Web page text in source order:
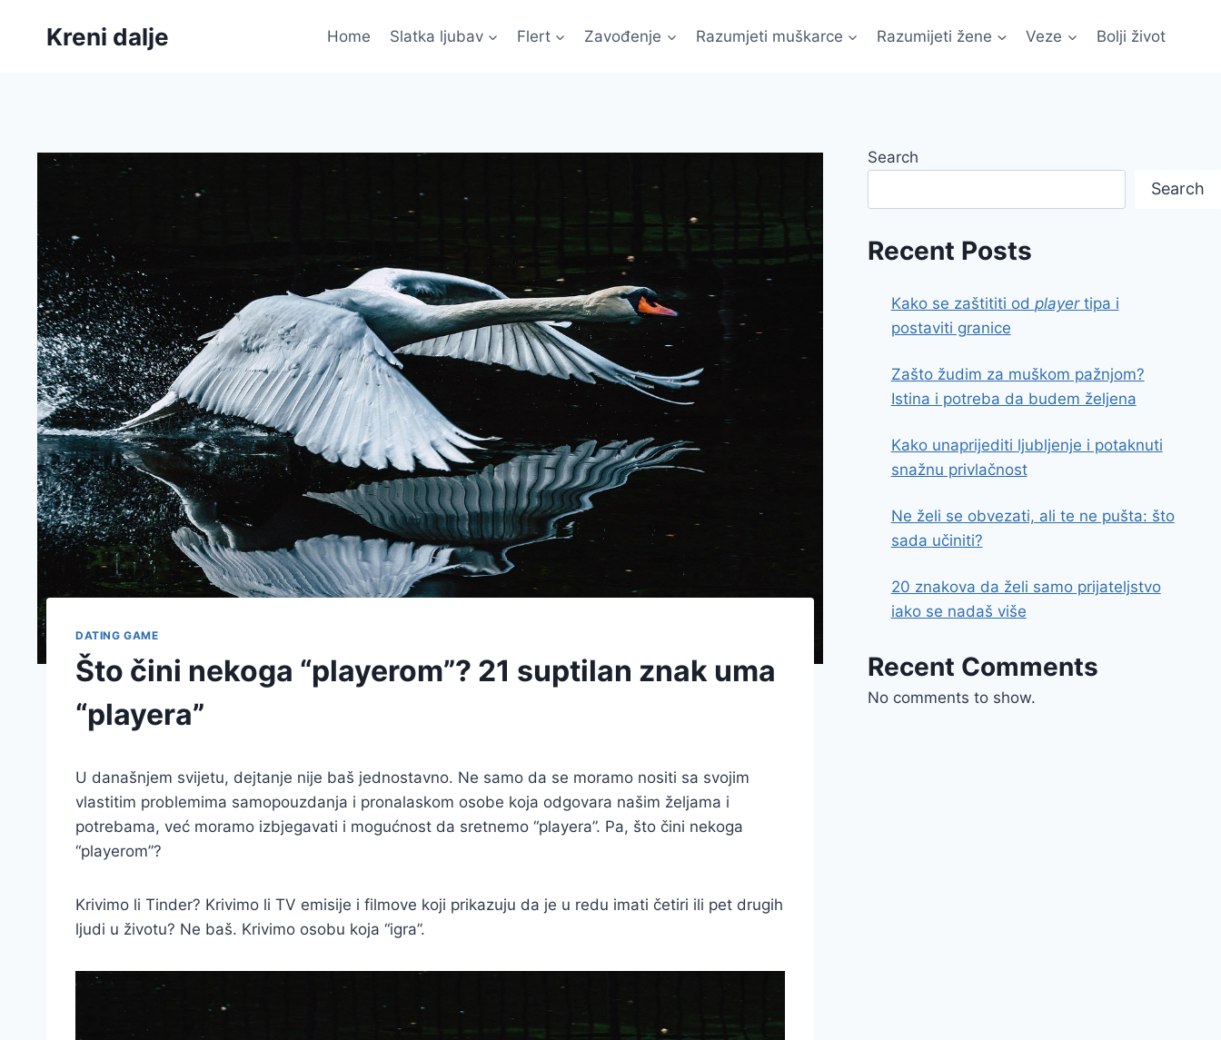
Kreni dalje Home Slatka ljubav Flert Zavođenje Razumjeti muškarce Razumijeti žene Veze Bolji život
DATING GAME
Što čini nekoga “playerom”? 21 suptilan znak uma
“playera”
U današnjem svijetu, dejtanje nije baš jednostavno. Ne samo da se moramo nositi sa svojim
vlastitim problemima samopouzdanja i pronalaskom osobe koja odgovara našim željama i
potrebama, već moramo izbjegavati i mogućnost da sretnemo “playera”. Pa, što čini nekoga
“playerom”?
Krivimo li Tinder? Krivimo li TV emisije i filmove koji prikazuju da je u redu imati četiri ili pet drugih
ljudi u životu? Ne baš. Krivimo osobu koja “igra”.
Search
Search
Recent Posts
Kako se zaštititi od playertipa i
postaviti granice
Zašto žudim za muškom pažnjom?
Istina i potreba da budem željena
Kako unaprijediti ljubljenje i potaknuti
snažnu privlačnost
Ne želi se obvezati, ali te ne pušta: što
sada učiniti?
20 znakova da želi samo prijateljstvo
iako se nadaš više
Recent Comments
No comments to show.